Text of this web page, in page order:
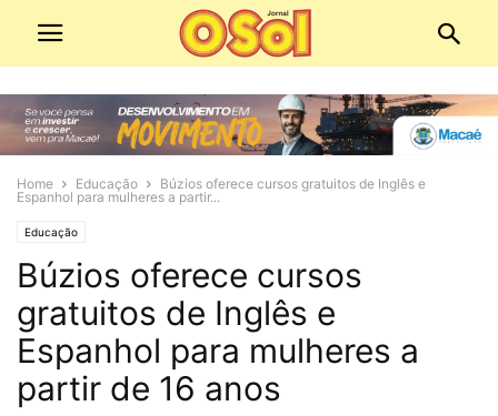
Home Educação
Búzios oferece cursos gratuitos de Inglês e
Espanhol para mulheres a partir...
Educação
Búzios oferece cursos
gratuitos de Inglês e
Espanhol para mulheres a
partir de 16 anos